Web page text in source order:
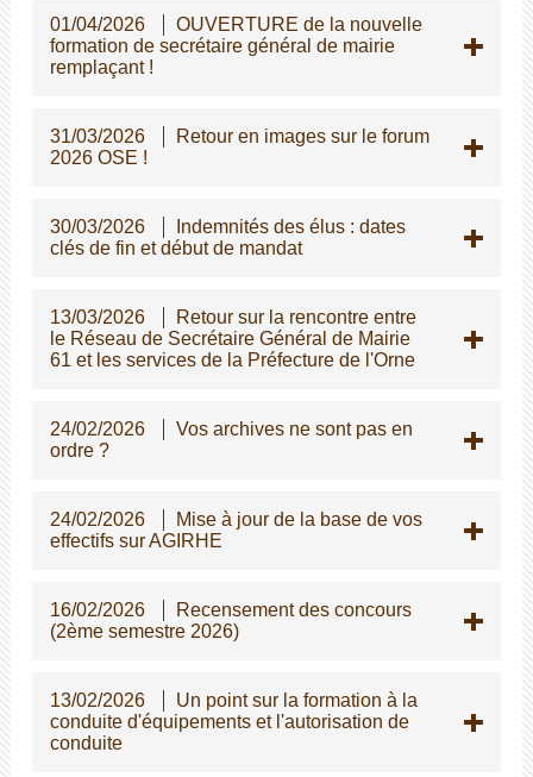
01/04/2026
OUVERTURE de la nouvelle
formation de secrétaire général de mairie
remplaçant !
31/03/2026
Retour en images sur le forum
2026 OSE !
30/03/2026
Indemnités des élus : dates
clés de fin et début de mandat
13/03/2026
Retour sur la rencontre entre
le Réseau de Secrétaire Général de Mairie
61 et les services de la Préfecture de l'Orne
24/02/2026
Vos archives ne sont pas en
ordre ?
24/02/2026
Mise à jour de la base de vos
effectifs sur AGIRHE
16/02/2026
Recensement des concours
(2ème semestre 2026)
13/02/2026
Un point sur la formation à la
conduite d'équipements et l'autorisation de
conduite